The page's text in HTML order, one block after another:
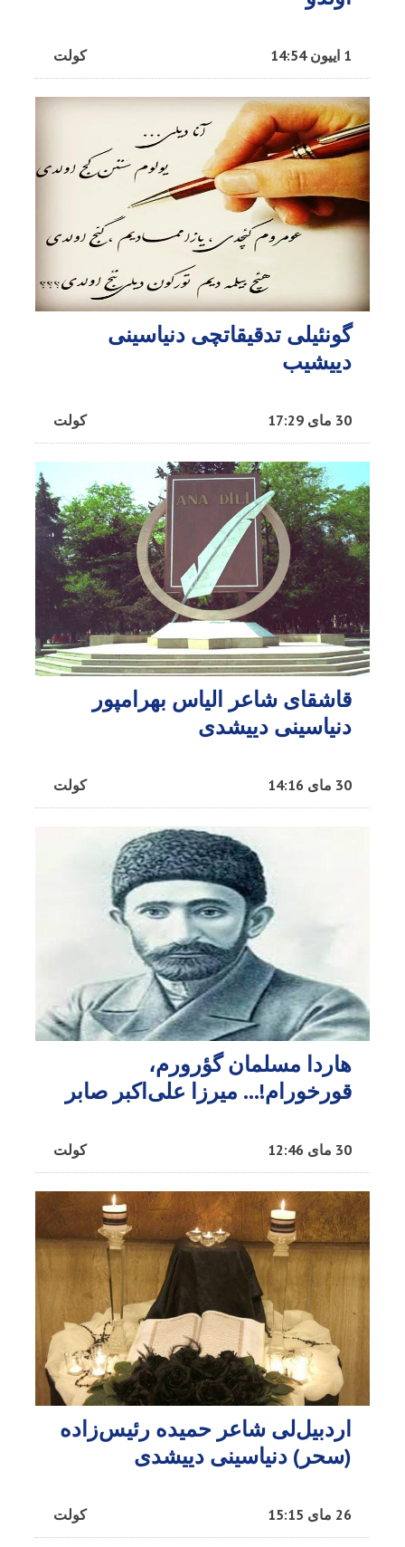
کولت 1 اییون 14:54
گونئیلی تدقیقاتچی دنیاسینی
دییشیب
کولت 30 مای 17:29
قاشقای شاعر الیاس بهرامپور
دنیاسینی دییشدی
کولت 30 مای 14:16
هاردا مسلمان گؤرورم،
قورخورام!… میرزا علی‌اکبر صابر
کولت 30 مای 12:46
اردبیل‌لی شاعر حمیده رئیس‌زاده
(سحر) دنیاسینی دییشدی
کولت 26 مای 15:15